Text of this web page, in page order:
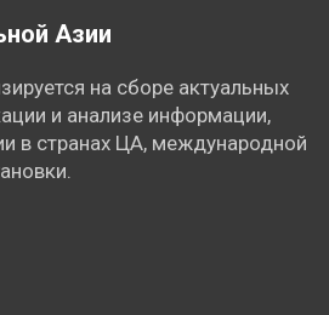
Азии
на сборе актуальных
и анализе информации,
в странах ЦА, международной